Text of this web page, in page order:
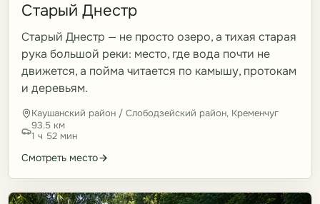
Старый Днестр
Старый Днестр — не просто озеро, а тихая старая
рука большой реки: место, где вода почти не
движется, а пойма читается по камышу, протокам
и деревьям.
Каушанский район / Слободзейский район, Кременчуг
93.5 км
1 ч 52 мин
Смотреть место